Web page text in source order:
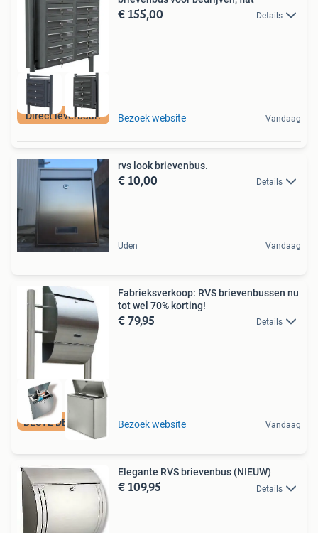
Direct leverbaar!
€ 155,00 Details
Bezoek website Vandaag
rvs look brievenbus.
€ 10,00 Details
Uden Vandaag
Fabrieksverkoop: RVS brievenbussen nu
tot wel 70% korting!
€ 79,95 Details
Bezoek website Vandaag
Elegante RVS brievenbus (NIEUW)
€ 109,95 Details